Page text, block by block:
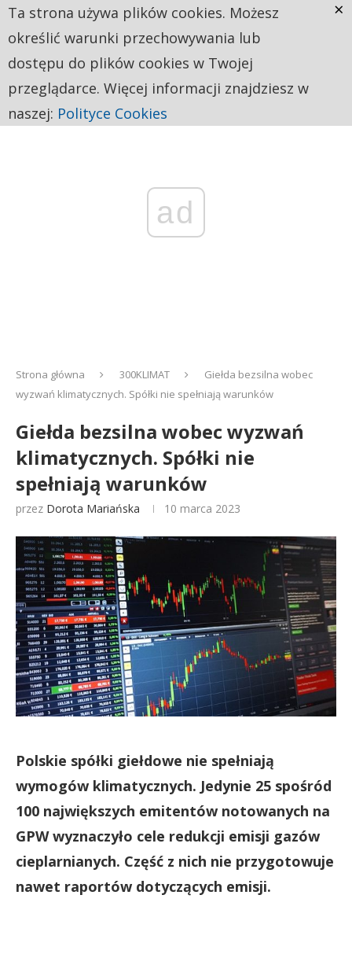
ad
Strona główna 300KLIMAT
Giełda bezsilna wobec
wyzwań klimatycznych. Spółki nie spełniają warunków
Giełda bezsilna wobec wyzwań
klimatycznych. Spółki nie
spełniają warunków
przez Dorota Mariańska 10 marca 2023
Polskie spółki giełdowe nie spełniają
wymogów klimatycznych. Jedynie 25 spośród
100 największych emitentów notowanych na
GPW wyznaczyło cele redukcji emisji gazów
cieplarnianych. Część z nich nie przygotowuje
nawet raportów dotyczących emisji.
Ta strona używa plików cookies. Możesz
określić warunki przechowywania lub
dostępu do plików cookies w Twojej
przeglądarce. Więcej informacji znajdziesz w
naszej: Polityce Cookies
×